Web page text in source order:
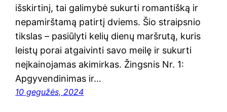
išskirtinį, tai galimybė sukurti romantišką ir
nepamirštamą patirtį dviems. Šio straipsnio
tikslas – pasiūlyti kelių dienų maršrutą, kuris
leistų porai atgaivinti savo meilę ir sukurti
neįkainojamas akimirkas. Žingsnis Nr. 1:
Apgyvendinimas ir…
10 gegužės, 2024